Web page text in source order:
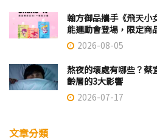
翰方御品攜手《飛天小
能運動會登場，限定商
2026-08-05
熬夜的壞處有哪些？蔡
齡層的3大影響
2026-07-17
文章分類